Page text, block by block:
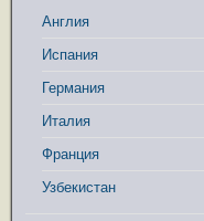
Англия
Испания
Германия
Италия
Франция
Узбекистан